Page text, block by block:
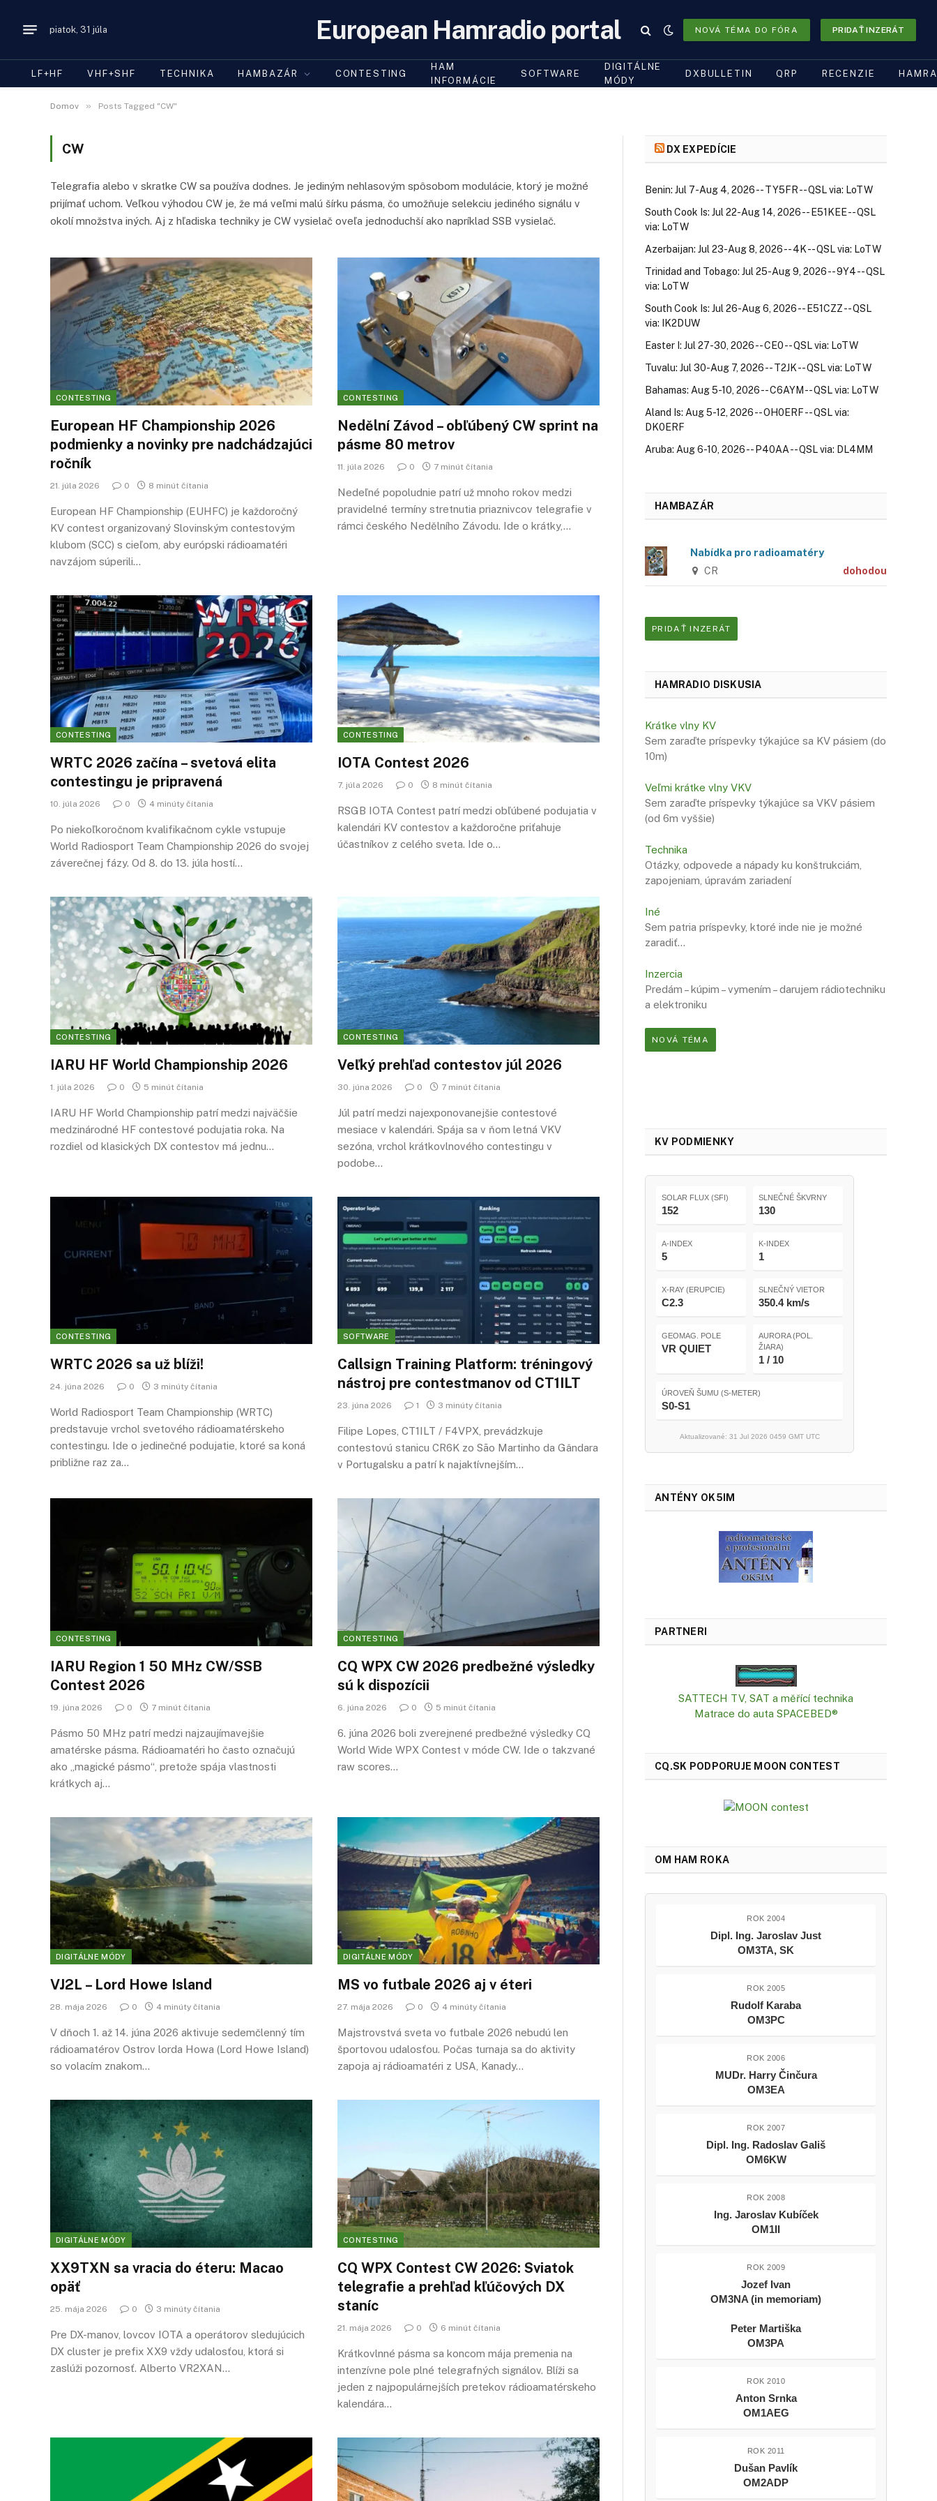
piatok, 31 júla European Hamradio portal NOVÁ TÉMA DO FÓRA PRIDAŤ INZERÁT
LF+HF VHF+SHF TECHNIKA HAMBAZÁR CONTESTING
HAM
INFORMÁCIE
SOFTWARE
DIGITÁLNE
MÓDY
DXBULLETIN QRP RECENZIE
Domov » Posts Tagged "CW"
CW
Telegrafia alebo v skratke CW sa používa dodnes. Je jediným nehlasovým spôsobom modulácie, ktorý je možné
prijímať uchom. Veľkou výhodou CW je, že má veľmi malú šírku pásma, čo umožňuje selekciu jediného signálu v
okolí množstva iných. Aj z hľadiska techniky je CW vysielač oveľa jednoduchší ako napríklad SSB vysielač.
CONTESTING
European HF Championship 2026
podmienky a novinky pre nadchádzajúci
ročník
21. júla 2026 0 8 minút čítania
European HF Championship (EUHFC) je každoročný
KV contest organizovaný Slovinským contestovým
klubom (SCC) s cieľom, aby európski rádioamatéri
navzájom súperili…
CONTESTING
Nedělní Závod – obľúbený CW sprint na
pásme 80 metrov
11. júla 2026 0 7 minút čítania
Nedeľné popoludnie patrí už mnoho rokov medzi
pravidelné termíny stretnutia priaznivcov telegrafie v
rámci českého Nedělního Závodu. Ide o krátky,…
CONTESTING
WRTC 2026 začína – svetová elita
contestingu je pripravená
10. júla 2026 0 4 minúty čítania
Po niekoľkoročnom kvalifikačnom cykle vstupuje
World Radiosport Team Championship 2026 do svojej
záverečnej fázy. Od 8. do 13. júla hostí…
CONTESTING
IOTA Contest 2026
7. júla 2026 0 8 minút čítania
RSGB IOTA Contest patrí medzi obľúbené podujatia v
kalendári KV contestov a každoročne priťahuje
účastníkov z celého sveta. Ide o…
CONTESTING
IARU HF World Championship 2026
1. júla 2026 0 5 minút čítania
IARU HF World Championship patrí medzi najväčšie
medzinárodné HF contestové podujatia roka. Na
rozdiel od klasických DX contestov má jednu…
CONTESTING
Veľký prehľad contestov júl 2026
30. júna 2026 0 7 minút čítania
Júl patrí medzi najexponovanejšie contestové
mesiace v kalendári. Spája sa v ňom letná VKV
sezóna, vrchol krátkovlnového contestingu v
podobe…
CONTESTING
WRTC 2026 sa už blíži!
24. júna 2026 0 3 minúty čítania
World Radiosport Team Championship (WRTC)
predstavuje vrchol svetového rádioamatérskeho
contestingu. Ide o jedinečné podujatie, ktoré sa koná
približne raz za…
SOFTWARE
Callsign Training Platform: tréningový
nástroj pre contestmanov od CT1ILT
23. júna 2026 1 3 minúty čítania
Filipe Lopes, CT1ILT / F4VPX, prevádzkuje
contestovú stanicu CR6K zo São Martinho da Gândara
v Portugalsku a patrí k najaktívnejším…
CONTESTING
IARU Region 1 50 MHz CW/SSB
Contest 2026
19. júna 2026 0 7 minút čítania
Pásmo 50 MHz patrí medzi najzaujímavejšie
amatérske pásma. Rádioamatéri ho často označujú
ako „magické pásmo“, pretože spája vlastnosti
krátkych aj…
CONTESTING
CQ WPX CW 2026 predbežné výsledky
sú k dispozícii
6. júna 2026 0 5 minút čítania
6. júna 2026 boli zverejnené predbežné výsledky CQ
World Wide WPX Contest v móde CW. Ide o takzvané
raw scores…
DIGITÁLNE MÓDY
VJ2L – Lord Howe Island
28. mája 2026 0 4 minúty čítania
V dňoch 1. až 14. júna 2026 aktivuje sedemčlenný tím
rádioamatérov Ostrov lorda Howa (Lord Howe Island)
so volacím znakom…
DIGITÁLNE MÓDY
MS vo futbale 2026 aj v éteri
27. mája 2026 0 4 minúty čítania
Majstrovstvá sveta vo futbale 2026 nebudú len
športovou udalosťou. Počas turnaja sa do aktivity
zapoja aj rádioamatéri z USA, Kanady…
DIGITÁLNE MÓDY
XX9TXN sa vracia do éteru: Macao
opäť
25. mája 2026 0 3 minúty čítania
Pre DX-manov, lovcov IOTA a operátorov sledujúcich
DX cluster je prefix XX9 vždy udalosťou, ktorá si
zaslúži pozornosť. Alberto VR2XAN…
CONTESTING
CQ WPX Contest CW 2026: Sviatok
telegrafie a prehľad kľúčových DX
staníc
21. mája 2026 0 6 minút čítania
Krátkovlnné pásma sa koncom mája premenia na
intenzívne pole plné telegrafných signálov. Blíži sa
jeden z najpopulárnejších pretekov rádioamatérskeho
kalendára…
DX EXPEDÍCIE
Benin: Jul 7-Aug 4, 2026 -- TY5FR -- QSL via: LoTW
South Cook Is: Jul 22-Aug 14, 2026 -- E51KEE -- QSL
via: LoTW
Azerbaijan: Jul 23-Aug 8, 2026 -- 4K -- QSL via: LoTW
Trinidad and Tobago: Jul 25-Aug 9, 2026 -- 9Y4 -- QSL
via: LoTW
South Cook Is: Jul 26-Aug 6, 2026 -- E51CZZ -- QSL
via: IK2DUW
Easter I: Jul 27-30, 2026 -- CE0 -- QSL via: LoTW
Tuvalu: Jul 30-Aug 7, 2026 -- T2JK -- QSL via: LoTW
Bahamas: Aug 5-10, 2026 -- C6AYM -- QSL via: LoTW
Aland Is: Aug 5-12, 2026 -- OH0ERF -- QSL via:
DK0ERF
Aruba: Aug 6-10, 2026 -- P40AA -- QSL via: DL4MM
HAMBAZÁR
Nabídka pro radioamatéry
CR dohodou
PRIDAŤ INZERÁT
HAMRADIO DISKUSIA
Krátke vlny KV
Sem zaraďte príspevky týkajúce sa KV pásiem (do
10m)
Veľmi krátke vlny VKV
Sem zaraďte príspevky týkajúce sa VKV pásiem
(od 6m vyššie)
Technika
Otázky, odpovede a nápady ku konštrukciám,
zapojeniam, úpravám zariadení
Iné
Sem patria príspevky, ktoré inde nie je možné
zaradiť…
Inzercia
Predám – kúpim – vymením – darujem rádiotechniku
a elektroniku
NOVÁ TÉMA
KV PODMIENKY
SOLAR FLUX (SFI)
152
SLNEČNÉ ŠKVRNY
130
A-INDEX
5
K-INDEX
1
X-RAY (ERUPCIE)
C2.3
SLNEČNÝ VIETOR
350.4 km/s
GEOMAG. POLE
VR QUIET
AURORA (POL.
ŽIARA)
1 / 10
ÚROVEŇ ŠUMU (S-METER)
S0-S1
Aktualizované: 31 Jul 2026 0459 GMT UTC
ANTÉNY OK5IM
PARTNERI
SATTECH TV, SAT a měřící technika
Matrace do auta SPACEBED®
CQ.SK PODPORUJE MOON CONTEST
OM HAM ROKA
ROK 2004
Dipl. Ing. Jaroslav Just
OM3TA, SK
ROK 2005
Rudolf Karaba
OM3PC
ROK 2006
MUDr. Harry Činčura
OM3EA
ROK 2007
Dipl. Ing. Radoslav Gališ
OM6KW
ROK 2008
Ing. Jaroslav Kubíček
OM1II
ROK 2009
Jozef Ivan
OM3NA (in memoriam)
Peter Martiška
OM3PA
ROK 2010
Anton Srnka
OM1AEG
ROK 2011
Dušan Pavlík
OM2ADP